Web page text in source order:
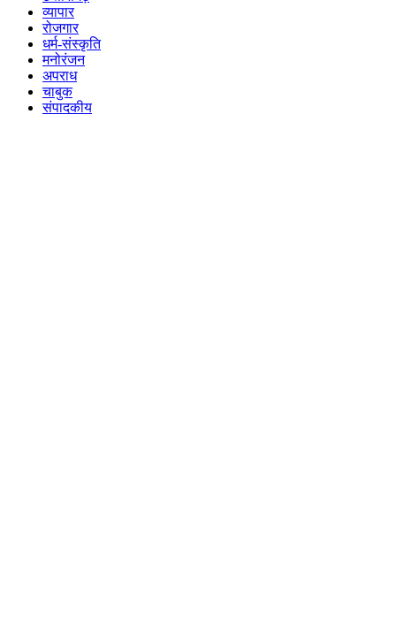
व्यापार
रोजगार
धर्म-संस्कृति
मनोरंजन
अपराध
चाबुक
संपादकीय